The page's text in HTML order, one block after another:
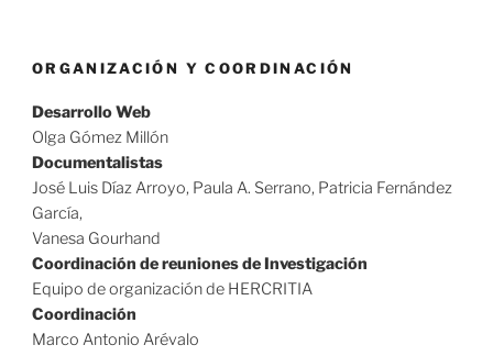
ORGANIZACIÓN Y COORDINACIÓN
Desarrollo Web
Olga Gómez Millón
Documentalistas
José Luis Díaz Arroyo, Paula A. Serrano, Patricia Fernández
García,
Vanesa Gourhand
Coordinación de reuniones de Investigación
Equipo de organización de HERCRITIA
Coordinación
Marco Antonio Arévalo